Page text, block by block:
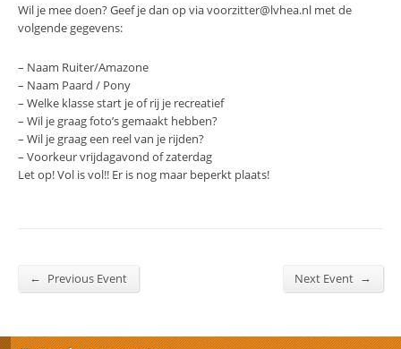
Wil je mee doen? Geef je dan op via voorzitter@lvhea.nl met de
volgende gegevens:
– Naam Ruiter/Amazone
– Naam Paard / Pony
– Welke klasse start je of rij je recreatief
– Wil je graag foto’s gemaakt hebben?
– Wil je graag een reel van je rijden?
– Voorkeur vrijdagavond of zaterdag
Let op! Vol is vol!! Er is nog maar beperkt plaats!
← Previous Event Next Event →